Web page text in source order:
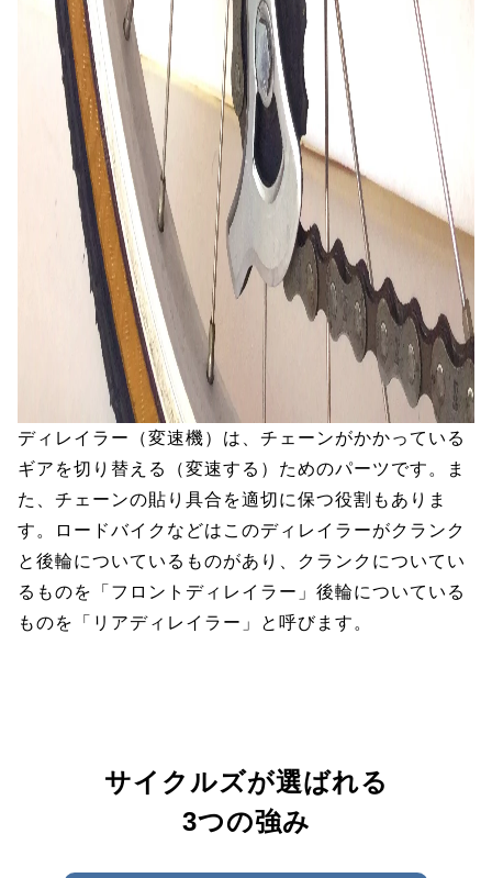
ディレイラー（変速機）は、チェーンがかかっている
ギアを切り替える（変速する）ためのパーツです。ま
た、チェーンの貼り具合を適切に保つ役割もありま
す。ロードバイクなどはこのディレイラーがクランク
と後輪についているものがあり、クランクについてい
るものを「フロントディレイラー」後輪についている
ものを「リアディレイラー」と呼びます。
サイクルズが選ばれる
3つの強み